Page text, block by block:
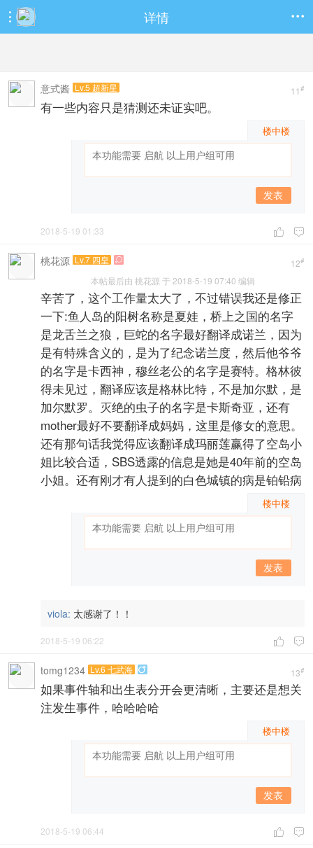
 详情 
11 #
意式酱 Lv.5 超新星
有一些内容只是猜测还未证实吧。
楼中楼
发表
 
2018-5-19 01:33
12#
桃花源 Lv.7 四皇 
本帖最后由 桃花源 于 2018-5-19 07:40 编辑
辛苦了，这个工作量太大了，不过错误我还是修正
一下:鱼人岛的阳树名称是夏娃，桥上之国的名字
是龙舌兰之狼，巨蛇的名字最好翻译成诺兰，因为
是有特殊含义的，是为了纪念诺兰度，然后他爷爷
的名字是卡西神，穆丝老公的名字是赛特。格林彼
得未见过，翻译应该是格林比特，不是加尔默，是
加尔默罗。灭绝的虫子的名字是卡斯奇亚，还有
mother最好不要翻译成妈妈，这里是修女的意思。
还有那句话我觉得应该翻译成玛丽莲赢得了空岛小
姐比较合适，SBS透露的信息是她是40年前的空岛
小姐。还有刚才有人提到的白色城镇的病是铂铅病
楼中楼
发表
viola: 太感谢了！！
 
2018-5-19 06:22
13#
tomg1234 Lv.6 七武海 
如果事件轴和出生表分开会更清晰，主要还是想关
注发生事件，哈哈哈哈
楼中楼
发表
 
2018-5-19 06:44